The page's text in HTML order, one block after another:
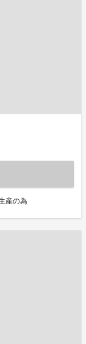
産の為